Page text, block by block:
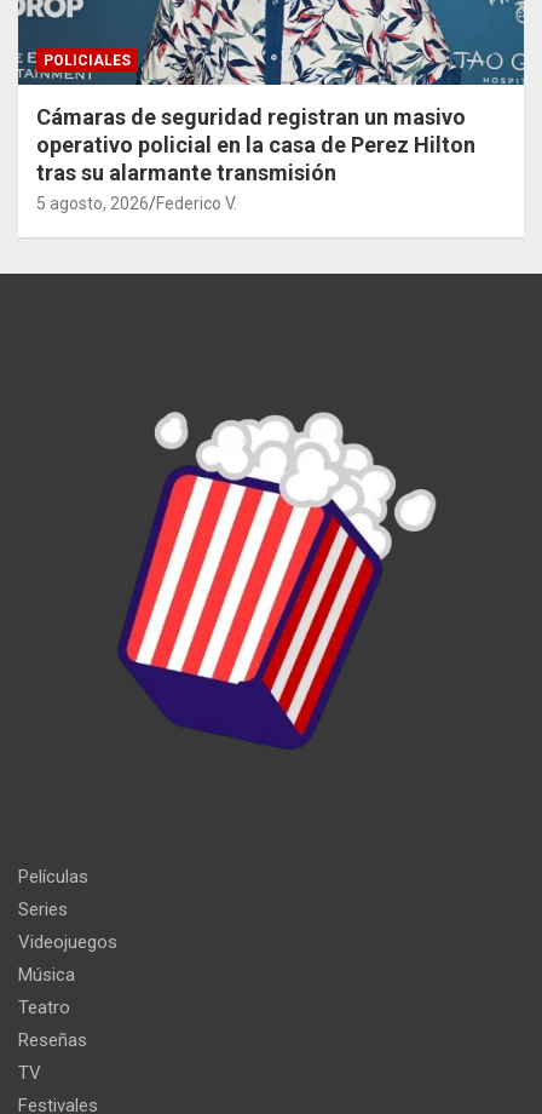
POLICIALES
Cámaras de seguridad registran un masivo
operativo policial en la casa de Perez Hilton
tras su alarmante transmisión
5 agosto, 2026 Federico V.
Películas
Series
Videojuegos
Música
Teatro
Reseñas
TV
Festivales